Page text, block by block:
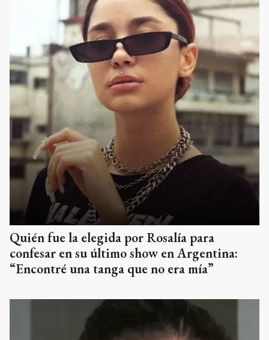
Quién fue la elegida por Rosalía para
confesar en su último show en Argentina:
“Encontré una tanga que no era mía”